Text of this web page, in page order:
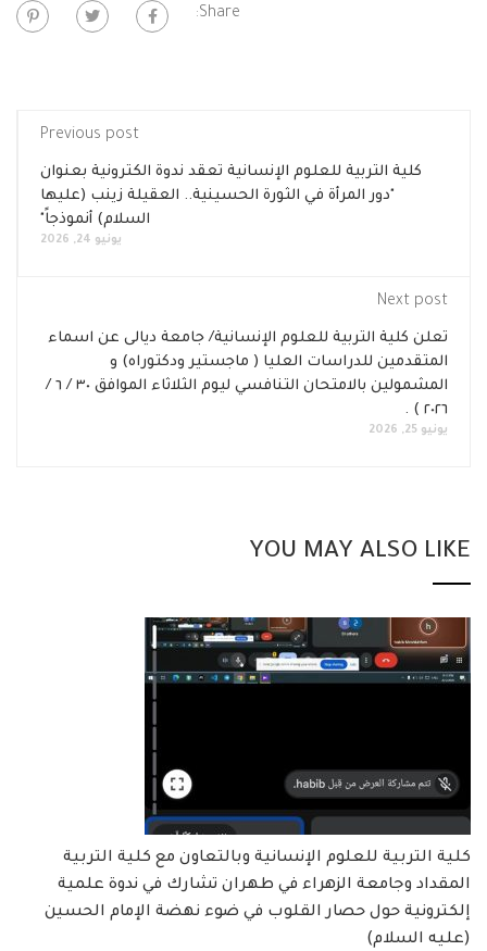
Share:
Previous post
كلية التربية للعلوم الإنسانية تعقد ندوة الكترونية بعنوان
"دور المرأة في الثورة الحسينية.. العقيلة زينب (عليها
السلام) أنموذجاً"
يونيو 24, 2026
Next post
تعلن كلية التربية للعلوم الإنسانية/ جامعة ديالى عن اسماء
المتقدمين للدراسات العليا ( ماجستير ودكتوراه) و
المشمولين بالامتحان التنافسي ليوم الثلاثاء الموافق ٣٠ / ٦ /
٢٠٢٦ ) .
يونيو 25, 2026
YOU MAY ALSO LIKE
كلية التربية للعلوم الإنسانية وبالتعاون مع كلية التربية
المقداد وجامعة الزهراء في طهران تشارك في ندوة علمية
إلكترونية حول حصار القلوب في ضوء نهضة الإمام الحسين
(عليه السلام)